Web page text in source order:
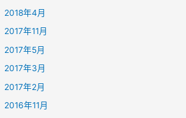
2018年4月
2017年11月
2017年5月
2017年3月
2017年2月
2016年11月